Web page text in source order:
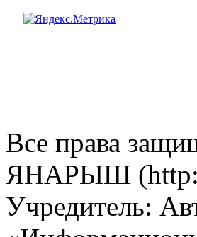
Все права
ЯНАРЫШ
Учредитель: